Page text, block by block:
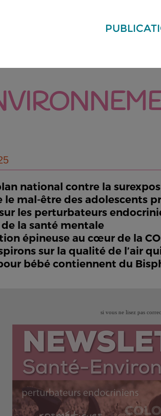
national contre la
le mal-être des adolescents
les perturbateurs
la santé mentale
épineuse au cœur de la
sur la qualité de l’air
bébé contiennent du
si vous ne lisez pas